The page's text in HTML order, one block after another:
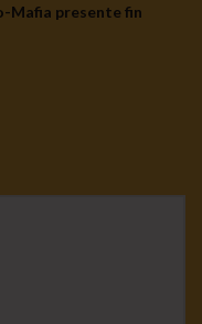
Mafia presente fin